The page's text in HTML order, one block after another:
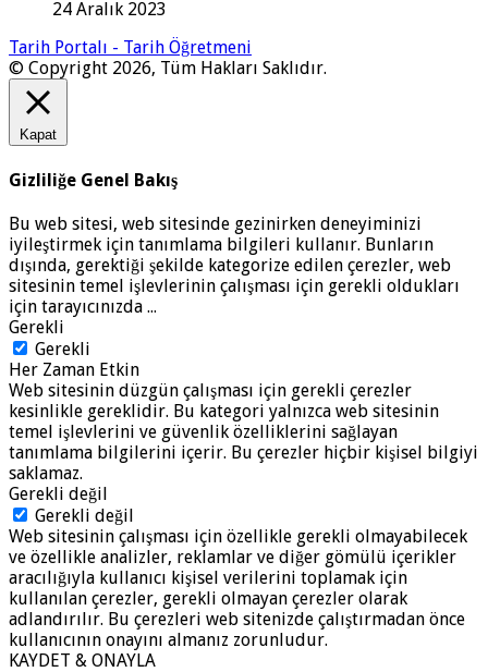
24 Aralık 2023
Tarih Portalı - Tarih Öğretmeni
© Copyright 2026, Tüm Hakları Saklıdır.
Kapat
Gizliliğe Genel Bakış
Bu web sitesi, web sitesinde gezinirken deneyiminizi
iyileştirmek için tanımlama bilgileri kullanır. Bunların
dışında, gerektiği şekilde kategorize edilen çerezler, web
sitesinin temel işlevlerinin çalışması için gerekli oldukları
için tarayıcınızda ...
Gerekli
Gerekli
Her Zaman Etkin
Web sitesinin düzgün çalışması için gerekli çerezler
kesinlikle gereklidir. Bu kategori yalnızca web sitesinin
temel işlevlerini ve güvenlik özelliklerini sağlayan
tanımlama bilgilerini içerir. Bu çerezler hiçbir kişisel bilgiyi
saklamaz.
Gerekli değil
Gerekli değil
Web sitesinin çalışması için özellikle gerekli olmayabilecek
ve özellikle analizler, reklamlar ve diğer gömülü içerikler
aracılığıyla kullanıcı kişisel verilerini toplamak için
kullanılan çerezler, gerekli olmayan çerezler olarak
adlandırılır. Bu çerezleri web sitenizde çalıştırmadan önce
kullanıcının onayını almanız zorunludur.
KAYDET & ONAYLA